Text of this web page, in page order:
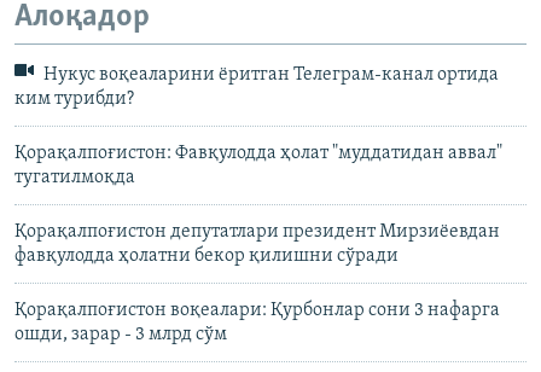
Алоқадор
Нукус воқеаларини ёритган Телеграм-канал ортида
ким турибди?
Қорақалпоғистон: Фавқулодда ҳолат "муддатидан аввал"
тугатилмоқда
Қорақалпоғистон депутатлари президент Мирзиёевдан
фавқулодда ҳолатни бекор қилишни сўради
Қорақалпоғистон воқеалари: Қурбонлар сони 3 нафарга
ошди, зарар - 3 млрд сўм